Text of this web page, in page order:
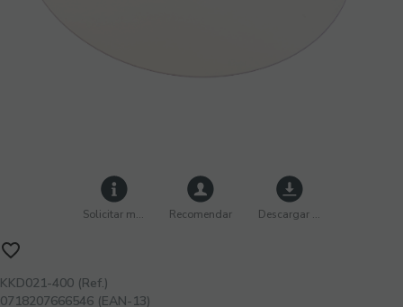
Solicitar más info Recomendar Descargar imágenes
KKD021-400 (Ref.)
0718207666546 (EAN-13)